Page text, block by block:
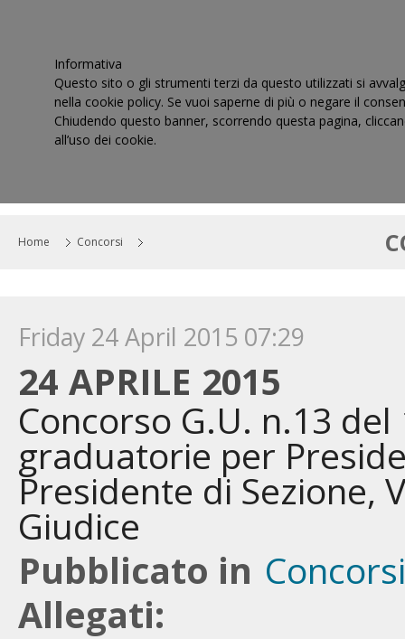
Home Concorsi
Friday 24 April 2015 07:29
24 APRILE 2015
Concorso G.U. n.13
graduatorie per
Presidente di Sezione,
Giudice
Pubblicato in Concorsi
Allegati:
Informativa
Questo sito o gli strumenti terzi da questo utilizzati si
nella cookie policy. Se vuoi saperne di più o negare il
Chiudendo questo banner, scorrendo questa pagina,
all’uso dei cookie.